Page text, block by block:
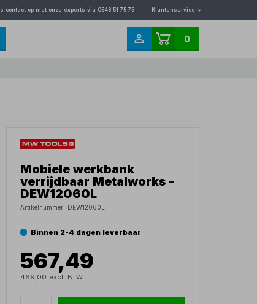
op met onze experts via 0548 51 75 75 Klantenservice
0
Mobiele werkbank
verrijdbaar Metalworks -
DEW12060L
Artikelnummer: DEW12060L
Binnen 2-4 dagen leverbaar
567,49
469,00 excl. BTW